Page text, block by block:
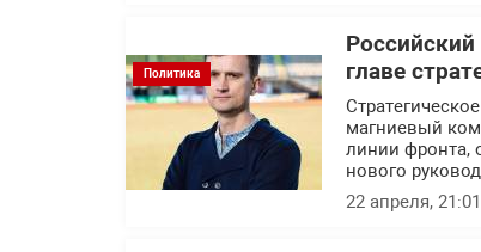
Политика
главе
магниевый
линии фронта,
нового
22 апреля, 21:01